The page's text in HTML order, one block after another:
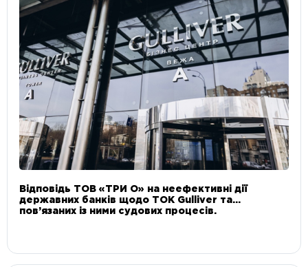
Відповідь ТОВ «ТРИ О» на неефективні дії
державних банків щодо ТОК Gulliver та
пов’язаних із ними судових процесів.